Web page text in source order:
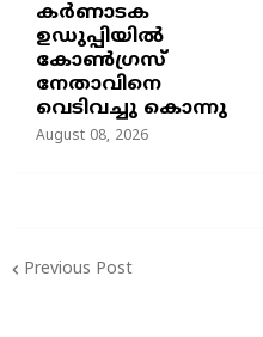
കർണാടക
ഉഡുപ്പിയിൽ
കോൺഗ്രസ്
നേതാവിനെ
വെടിവച്ചു കൊന്നു
August 08, 2026
Previous Post